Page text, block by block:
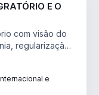
E O
com visão do
regularização
e